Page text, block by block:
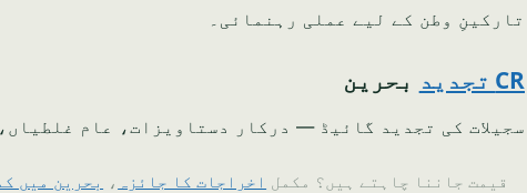
تارکینِ وطن کے لیے عملی رہنمائی۔
CR تجدید بحرین
سجیلات کی تجدید گائیڈ — درکار دستاویزات، عام
قیمت جاننا چاہتے ہیں؟ مکمل اخراجات کا جائزہ ، بحرین میں